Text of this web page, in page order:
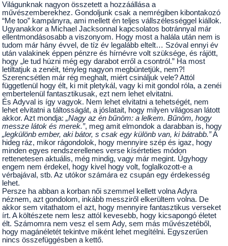
Világunknak nagyon összetett a hozzáállása a
művészemberekhez. Gondoljunk csak a nemrégiben kibontakozó
“Me too” kampányra, ami mellett én teljes vállszélességgel kiállok.
Ugyanakkor a Michael Jacksonnal kapcsolatos botránnyal már
ellentmondásosabb a viszonyom. Hogy most a halála után nem is
tudom már hány évvel, de tíz év legalább eltelt… Szóval ennyi év
után valakinek éppen pénzre és hírnévre volt szüksége, és rájött,
hogy „le tud húzni még egy darabot erről a csontról.” Ha most
letiltatjuk a zenéit, tényleg nagyon megbüntetjük, nem?!
Szerencsétlen már rég meghalt, miért csináljuk vele? Attól
függetlenül hogy élt, ki mit pletykál, vagy ki mit gondol róla, a zenéi
embertelenül fantasztikusak, ezt nem lehet elvitatni.
És Adyval is így vagyok. Nem lehet elvitatni a tehetségét, nem
lehet elvitatni a táltosságát, a jóslatait, hogy milyen világosan látott
akkor. Azt mondja:„Nagy az én bűnöm: a lelkem. Bűnöm, hogy
messze látok és merek.”, meg amit elmondok a darabban is, hogy
„legkülönb ember, aki bátor, s csak egy különb van, ki bátrabb.”A
hideg ráz, mikor rágondolok, hogy mennyire szép és igaz, hogy
minden egyes rendszerellenes verse kísérteties módon
rettenetesen aktuális, még mindig, vagy már megint. Úgyhogy
engem nem érdekel, hogy kivel hogy volt, foglalkozott-e a
vérbajával, stb. Az utókor számára ez csupán egy érdekesség
lehet.
Persze ha abban a korban női szemmel kellett volna Adyra
néznem, azt gondolom, inkább messziről elkerültem volna. De
akkor sem vitathatom el azt, hogy mennyire fantasztikus verseket
írt. A költészete nem lesz attól kevesebb, hogy kicsapongó életet
élt. Számomra nem vesz el sem Ady, sem más művészetéből,
hogy magánéletét tekintve miként lehet megítélni. Egyszerűen
nincs összefüggésben a kettő.